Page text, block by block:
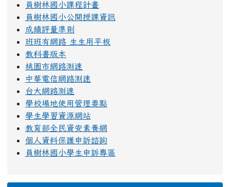
員樹林國小課程計畫
員樹林國小公開授課資訊
成績評量準則
班班有網路 生生用平板
教科書版本
桃園市網路測速
中華電信網路測速
台大網路測速
學校場地使用管理要點
學生學習資源網站
教育部全民資安素養網
個人資料保護申訴諮詢
員樹林國小學生申訴專區